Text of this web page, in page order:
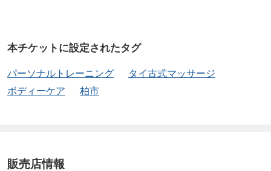
本チケットに設定されたタグ
パーソナルトレーニング
タイ古式マッサージ
ボディーケア
柏市
販売店情報